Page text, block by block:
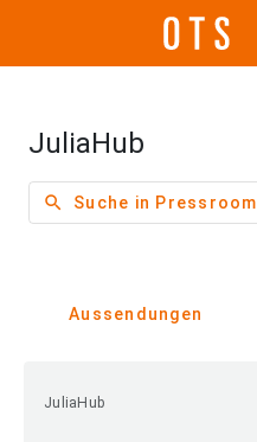
JuliaHub
search Suche in Pressroom
Aussendungen
JuliaHub